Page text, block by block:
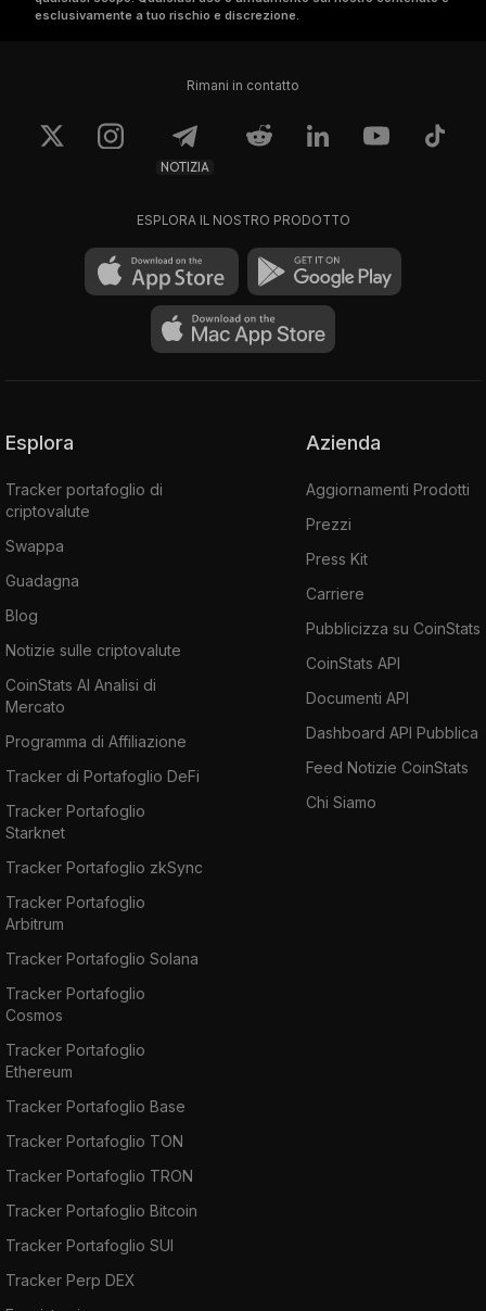
esclusivamente a tuo rischio e discrezione.
Rimani in contatto
NOTIZIA
ESPLORA IL NOSTRO PRODOTTO
Esplora
Tracker portafoglio di
criptovalute
Swappa
Guadagna
Blog
Notizie sulle criptovalute
CoinStats AI Analisi di
Mercato
Programma di Affiliazione
Tracker di Portafoglio DeFi
Tracker Portafoglio
Starknet
Tracker Portafoglio zkSync
Tracker Portafoglio
Arbitrum
Tracker Portafoglio Solana
Tracker Portafoglio
Cosmos
Tracker Portafoglio
Ethereum
Tracker Portafoglio Base
Tracker Portafoglio TON
Tracker Portafoglio TRON
Tracker Portafoglio Bitcoin
Tracker Portafoglio SUI
Tracker Perp DEX
Azienda
Aggiornamenti Prodotti
Prezzi
Press Kit
Carriere
Pubblicizza su CoinStats
CoinStats API
Documenti API
Dashboard API Pubblica
Feed Notizie CoinStats
Chi Siamo